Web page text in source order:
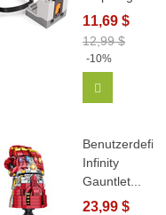
11,69 $
12,99 $
-10%
Infinity
Gauntlet...
23,99 $